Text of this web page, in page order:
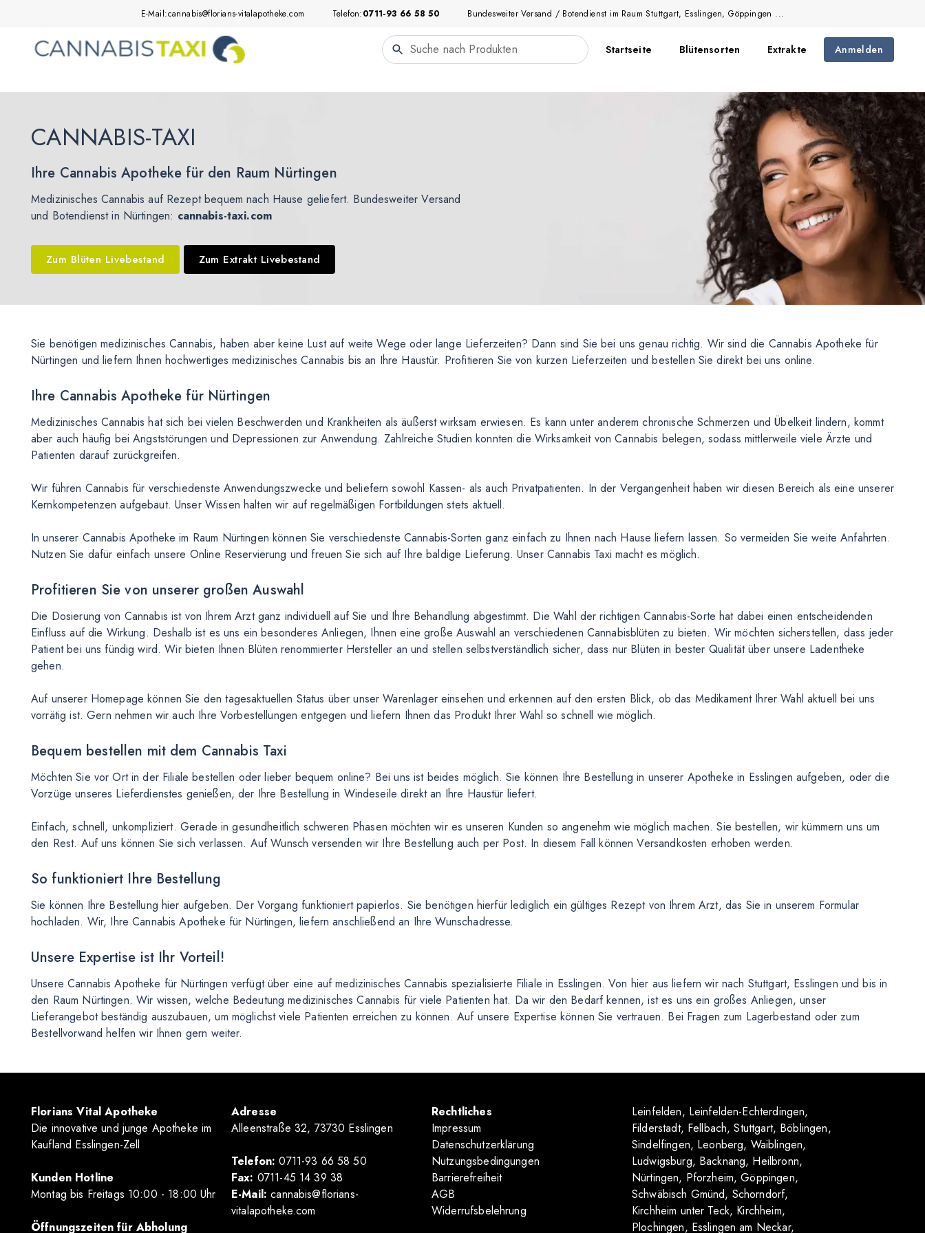
E-Mail:cannabis@florians-vitalapotheke.com Telefon:0711-93 66 58 50 Bundesweiter Versand / Botendienst im Raum Stuttgart, Esslingen, Göppingen ...
Startseite Blütensorten Extrakte Anmelden
CANNABIS-TAXI
Ihre Cannabis Apotheke für den Raum Nürtingen
Medizinisches Cannabis auf Rezept bequem nach Hause geliefert. Bundesweiter Versand
und Botendienst in Nürtingen: cannabis-taxi.com
Zum Blüten Livebestand Zum Extrakt Livebestand
Sie benötigen medizinisches Cannabis, haben aber keine Lust auf weite Wege oder lange Lieferzeiten? Dann sind Sie bei uns genau richtig. Wir sind die Cannabis Apotheke für
Nürtingen und liefern Ihnen hochwertiges medizinisches Cannabis bis an Ihre Haustür. Profitieren Sie von kurzen Lieferzeiten und bestellen Sie direkt bei uns online.
Ihre Cannabis Apotheke für Nürtingen
Medizinisches Cannabis hat sich bei vielen Beschwerden und Krankheiten als äußerst wirksam erwiesen. Es kann unter anderem chronische Schmerzen und Übelkeit lindern, kommt
aber auch häufig bei Angststörungen und Depressionen zur Anwendung. Zahlreiche Studien konnten die Wirksamkeit von Cannabis belegen, sodass mittlerweile viele Ärzte und
Patienten darauf zurückgreifen.
Wir führen Cannabis für verschiedenste Anwendungszwecke und beliefern sowohl Kassen- als auch Privatpatienten. In der Vergangenheit haben wir diesen Bereich als eine unserer
Kernkompetenzen aufgebaut. Unser Wissen halten wir auf regelmäßigen Fortbildungen stets aktuell.
In unserer Cannabis Apotheke im Raum Nürtingen können Sie verschiedenste Cannabis-Sorten ganz einfach zu Ihnen nach Hause liefern lassen. So vermeiden Sie weite Anfahrten.
Nutzen Sie dafür einfach unsere Online Reservierung und freuen Sie sich auf Ihre baldige Lieferung. Unser Cannabis Taxi macht es möglich.
Profitieren Sie von unserer großen Auswahl
Die Dosierung von Cannabis ist von Ihrem Arzt ganz individuell auf Sie und Ihre Behandlung abgestimmt. Die Wahl der richtigen Cannabis-Sorte hat dabei einen entscheidenden
Einfluss auf die Wirkung. Deshalb ist es uns ein besonderes Anliegen, Ihnen eine große Auswahl an verschiedenen Cannabisblüten zu bieten. Wir möchten sicherstellen, dass jeder
Patient bei uns fündig wird. Wir bieten Ihnen Blüten renommierter Hersteller an und stellen selbstverständlich sicher, dass nur Blüten in bester Qualität über unsere Ladentheke
gehen.
Auf unserer Homepage können Sie den tagesaktuellen Status über unser Warenlager einsehen und erkennen auf den ersten Blick, ob das Medikament Ihrer Wahl aktuell bei uns
vorrätig ist. Gern nehmen wir auch Ihre Vorbestellungen entgegen und liefern Ihnen das Produkt Ihrer Wahl so schnell wie möglich.
Bequem bestellen mit dem Cannabis Taxi
Möchten Sie vor Ort in der Filiale bestellen oder lieber bequem online? Bei uns ist beides möglich. Sie können Ihre Bestellung in unserer Apotheke in Esslingen aufgeben, oder die
Vorzüge unseres Lieferdienstes genießen, der Ihre Bestellung in Windeseile direkt an Ihre Haustür liefert.
Einfach, schnell, unkompliziert. Gerade in gesundheitlich schweren Phasen möchten wir es unseren Kunden so angenehm wie möglich machen. Sie bestellen, wir kümmern uns um
den Rest. Auf uns können Sie sich verlassen. Auf Wunsch versenden wir Ihre Bestellung auch per Post. In diesem Fall können Versandkosten erhoben werden.
So funktioniert Ihre Bestellung
Sie können Ihre Bestellung hier aufgeben. Der Vorgang funktioniert papierlos. Sie benötigen hierfür lediglich ein gültiges Rezept von Ihrem Arzt, das Sie in unserem Formular
hochladen. Wir, Ihre Cannabis Apotheke für Nürtingen, liefern anschließend an Ihre Wunschadresse.
Unsere Expertise ist Ihr Vorteil!
Unsere Cannabis Apotheke für Nürtingen verfügt über eine auf medizinisches Cannabis spezialisierte Filiale in Esslingen. Von hier aus liefern wir nach Stuttgart, Esslingen und bis in
den Raum Nürtingen. Wir wissen, welche Bedeutung medizinisches Cannabis für viele Patienten hat. Da wir den Bedarf kennen, ist es uns ein großes Anliegen, unser
Lieferangebot beständig auszubauen, um möglichst viele Patienten erreichen zu können. Auf unsere Expertise können Sie vertrauen. Bei Fragen zum Lagerbestand oder zum
Bestellvorwand helfen wir Ihnen gern weiter.
Florians Vital Apotheke
Die innovative und junge Apotheke im
Kaufland Esslingen-Zell
Kunden Hotline
Montag bis Freitags 10:00 - 18:00 Uhr
Öffnungszeiten für Abholung
Adresse
Alleenstraße 32, 73730 Esslingen
Telefon: 0711-93 66 58 50
Fax: 0711-45 14 39 38
E-Mail: cannabis@florians-
vitalapotheke.com
Rechtliches
Impressum
Datenschutzerklärung
Nutzungsbedingungen
Barrierefreiheit
AGB
Widerrufsbelehrung
Leinfelden, Leinfelden-Echterdingen,
Filderstadt, Fellbach,Stuttgart, Böblingen,
Sindelfingen, Leonberg, Waiblingen,
Ludwigsburg, Backnang, Heilbronn,
Nürtingen, Pforzheim,Göppingen,
Schwäbisch Gmünd, Schorndorf,
Kirchheim unter Teck, Kirchheim,
Plochingen, Esslingen am Neckar,